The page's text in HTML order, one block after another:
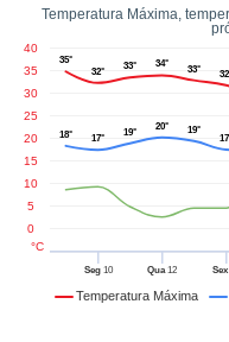
que as
a este
das
forma
digital
Temperatura Máxima,
Temperatura Máxima
Seg10 Qua12 Sex
0
5
10
15
20
25
30
35
40
°C
35°
32°
33° 34°
33°
18° 17°
19°
20° 19°